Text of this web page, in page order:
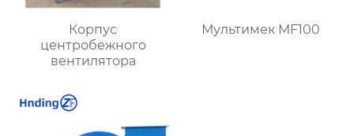
Корпус
центробежного
вентилятора
Мультимек MF100